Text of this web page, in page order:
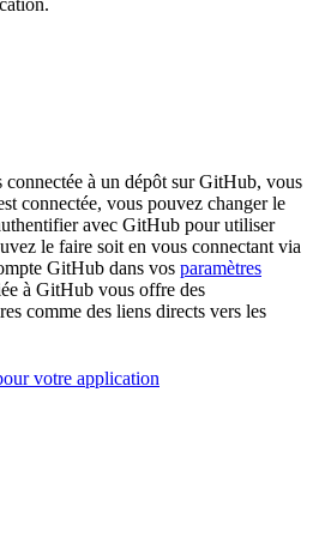
connectée à un dépôt sur GitHub, vous
connectée, vous pouvez changer le
avec GitHub pour utiliser
le faire soit en vous connectant via
GitHub dans vos paramètres
à GitHub vous offre des
comme des liens directs vers les
votre application